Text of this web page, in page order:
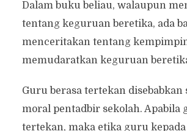
Dalam buku beliau, walaupun
tentang keguruan beretika, ada
menceritakan tentang
memudaratkan keguruan
Guru berasa tertekan disebabkan
moral pentadbir sekolah. Apabila
tertekan, maka etika guru